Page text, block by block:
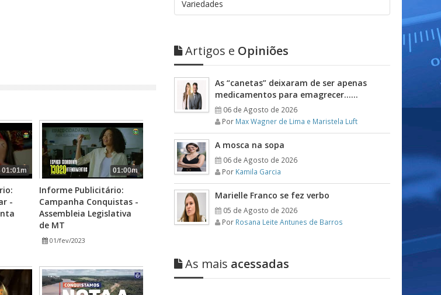
01:01m
-
01:00m
Informe Publicitário:
Campanha Conquistas -
Assembleia Legislativa
de MT
01/fev/2023
Variedades
Artigos e Opiniões
As “canetas” deixaram de ser apenas
medicamentos para emagrecer……
06 de Agosto de 2026
Por Max Wagner de Lima e Maristela Luft
A mosca na sopa
06 de Agosto de 2026
Por Kamila Garcia
Marielle Franco se fez verbo
05 de Agosto de 2026
Por Rosana Leite Antunes de Barros
As mais acessadas